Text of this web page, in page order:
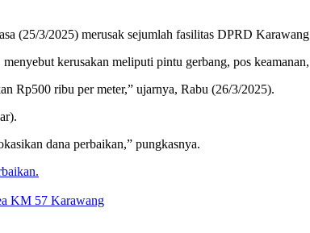
(25/3/2025) merusak sejumlah fasilitas DPRD
kerusakan meliputi pintu gerbang, pos
Rp500 ribu per meter,” ujarnya, Rabu (26/3/2025).
dana perbaikan,” pungkasnya.
KM 57 Karawang